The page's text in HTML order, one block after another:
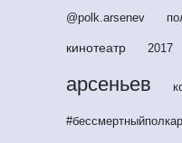
@polk.arsenev
кинотеатр 2017
арсеньев